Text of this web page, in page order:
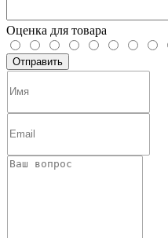
Оценка для товара